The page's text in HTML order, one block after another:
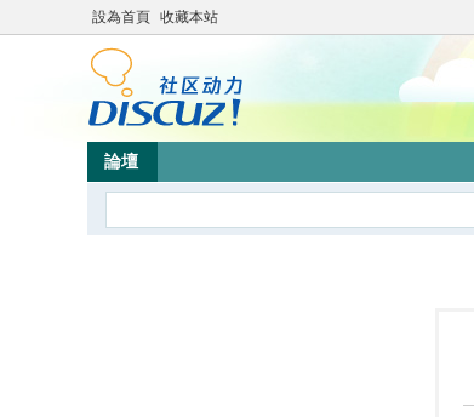
設為首頁 收藏本站
論壇